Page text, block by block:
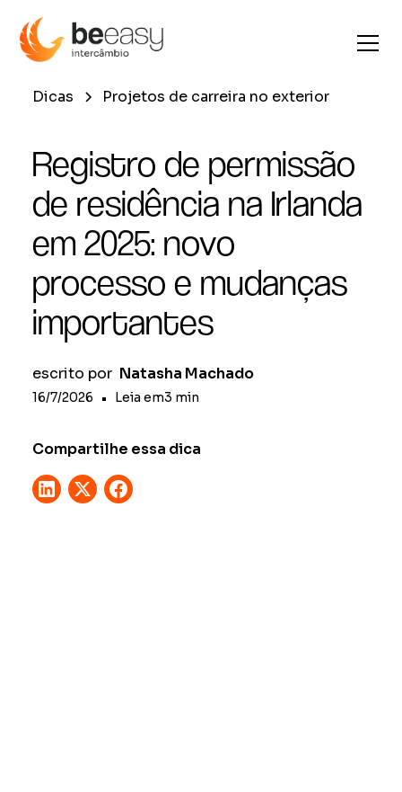
Dicas Projetos de carreira no exterior
Registro de permissão
de residência na Irlanda
em 2025: novo
processo e mudanças
importantes
escrito por Natasha Machado
16/7/2026 • Leia em3 min
Compartilhe essa dica